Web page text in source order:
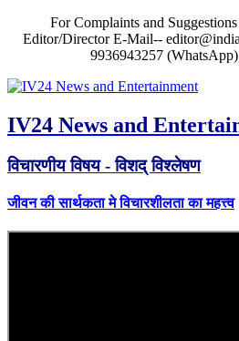
For Complaints and
Editor/Director E-Mail--
9936943257
IV24 News and
विचारणीय विषय - विशद् विश्लेषण
जीवन की सार्थकता मे विचारशीलता का महत्त्व